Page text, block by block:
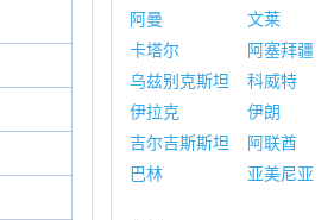
阿曼
文莱
卡塔尔
阿塞拜疆
乌兹别克斯坦
科威特
伊拉克
伊朗
吉尔吉斯斯坦
阿联酋
巴林
亚美尼亚